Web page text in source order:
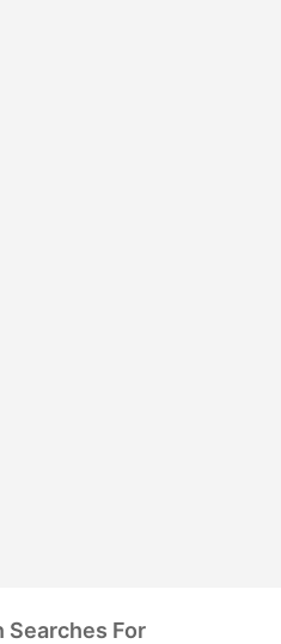
Searches For